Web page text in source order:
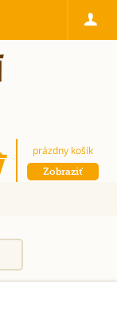
prázdny košík
Zobraziť